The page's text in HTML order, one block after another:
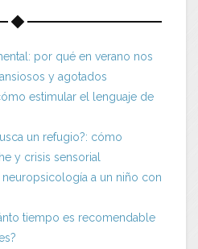
por qué en verano nos
y agotados
estimular el lenguaje de
un refugio?: cómo
y crisis sensorial
a un niño con
tiempo es recomendable